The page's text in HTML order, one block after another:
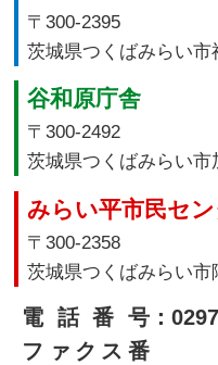
〒300-2395
茨城県つくばみらい市
谷和原庁舎
〒300-2492
茨城県つくばみらい市
みらい平市民セ
〒300-2358
茨城県つくばみらい市
電話番号：
ファクス番